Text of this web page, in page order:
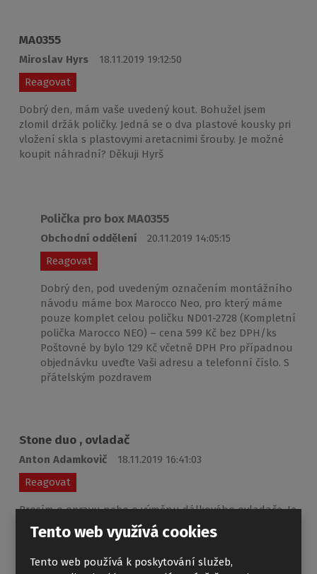
MA0355
Miroslav Hyrs
18.11.2019 19:12:50
Reagovat
Dobrý den, mám vaše uvedený kout. Bohužel jsem
zlomil držák poličky. Jedná se o dva plastové kousky pri
vložení skla s plastovymi aretacnimi šrouby. Je možné
koupit náhradní? Děkuji Hyrš
Polička pro box MA0355
Obchodní oddělení
20.11.2019 14:05:15
Reagovat
Dobrý den, pod uvedeným označením montážního
návodu máme box Marocco Neo, pro který máme
pouze komplet celou poličku ND01-2728 (Kompletní
polička Marocco NEO) – cena 599 Kč bez DPH/ks
Poštovné by bylo 129 Kč včetně DPH Pro případnou
objednávku uveďte Vaši adresu a telefonní číslo. S
přátelským pozdravem
Stone duo , ovladač
Anton Adamkovič
18.11.2019 16:41:03
Reagovat
Prosím o opravu nebo o výměnu dálkového ovladače. Je
nefunkční, už jste ho jednou měnili. Teď jsem od Vás -
oddělení servisu- dostal strohou odpověď, že náhadní
díly pro tento box nevedete. Tomu nevěřím. Co mi
doporučujete? Mám si snad koupit nový box? Chtěl jsem
Tento web využívá cookies
Tento web používá k poskytování služeb,